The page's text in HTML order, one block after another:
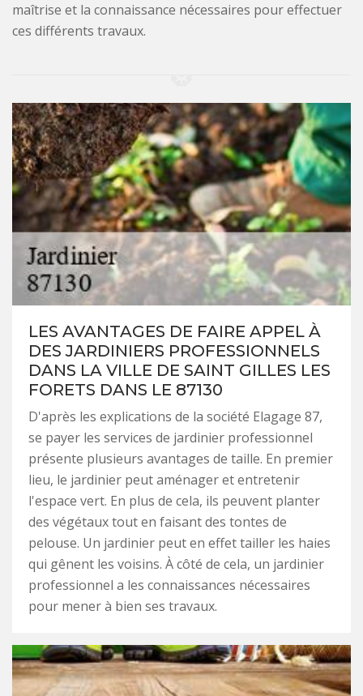
maîtrise et la connaissance nécessaires pour effectuer
ces différents travaux.
LES AVANTAGES DE FAIRE APPEL À
DES JARDINIERS PROFESSIONNELS
DANS LA VILLE DE SAINT GILLES LES
FORETS DANS LE 87130
D'après les explications de la société Elagage 87,
se payer les services de jardinier professionnel
présente plusieurs avantages de taille. En premier
lieu, le jardinier peut aménager et entretenir
l'espace vert. En plus de cela, ils peuvent planter
des végétaux tout en faisant des tontes de
pelouse. Un jardinier peut en effet tailler les haies
qui gênent les voisins. À côté de cela, un jardinier
professionnel a les connaissances nécessaires
pour mener à bien ses travaux.